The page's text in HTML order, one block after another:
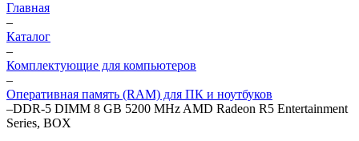
Главная
–
Каталог
–
Комплектующие для компьютеров
–
Оперативная память (RAM) для ПК и ноутбуков
–DDR-5 DIMM 8 GB 5200 MHz AMD Radeon R5 Entertainment
Series, BOX